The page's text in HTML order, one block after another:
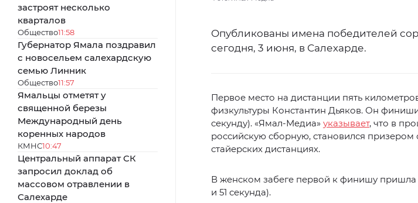
застроят несколько
кварталов
Общество11:58
Губернатор Ямала поздравил
с новосельем салехардскую
семью Линник
Общество11:57
Ямальцы отметят у
священной березы
Международный день
коренных народов
КМНС10:47
Центральный аппарат СК
запросил доклад об
массовом отравлении в
Салехарде
Опубликованы имена победителей
сегодня, 3 июня, в Салехарде.
Первое место на дистанции пять
физкультуры Константин Дьяков. Он
секунду). «Ямал-Медиа» указывает, что в
российскую сборную, становился призером
стайерских дистанциях.
В женском забеге первой к финишу пришла
и 51 секунда).